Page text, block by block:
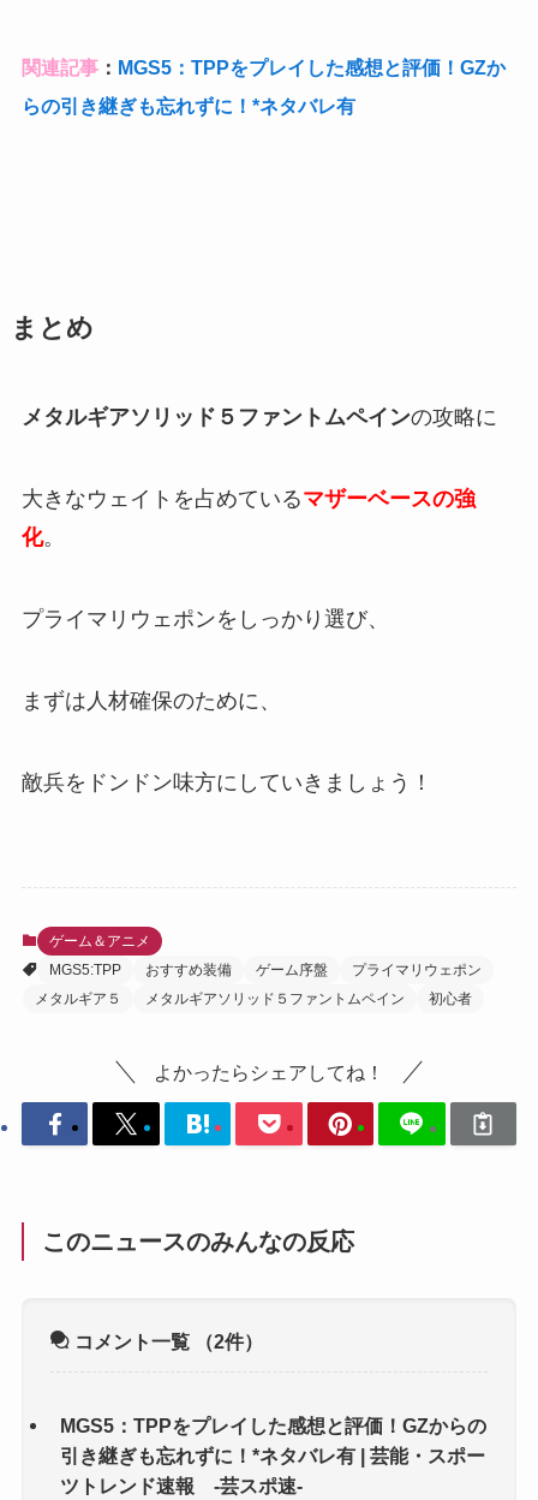
関連記事： MGS5：TPPをプレイした感想と評価！GZか
らの引き継ぎも忘れずに！*ネタバレ有
まとめ
メタルギアソリッド５ファントムペインの攻略に
大きなウェイトを占めているマザーベースの強
化。
プライマリウェポンをしっかり選び、
まずは人材確保のために、
敵兵をドンドン味方にしていきましょう！
ゲーム＆アニメ
MGS5:TPP
おすすめ装備 ゲーム序盤
プライマリウェポン
メタルギア５
メタルギアソリッド５ファントムペイン 初心者
よかったらシェアしてね！
このニュースのみんなの反応
コメント一覧 （2件）
MGS5：TPPをプレイした感想と評価！GZからの
引き継ぎも忘れずに！*ネタバレ有 | 芸能・スポー
ツトレンド速報 -芸スポ速-